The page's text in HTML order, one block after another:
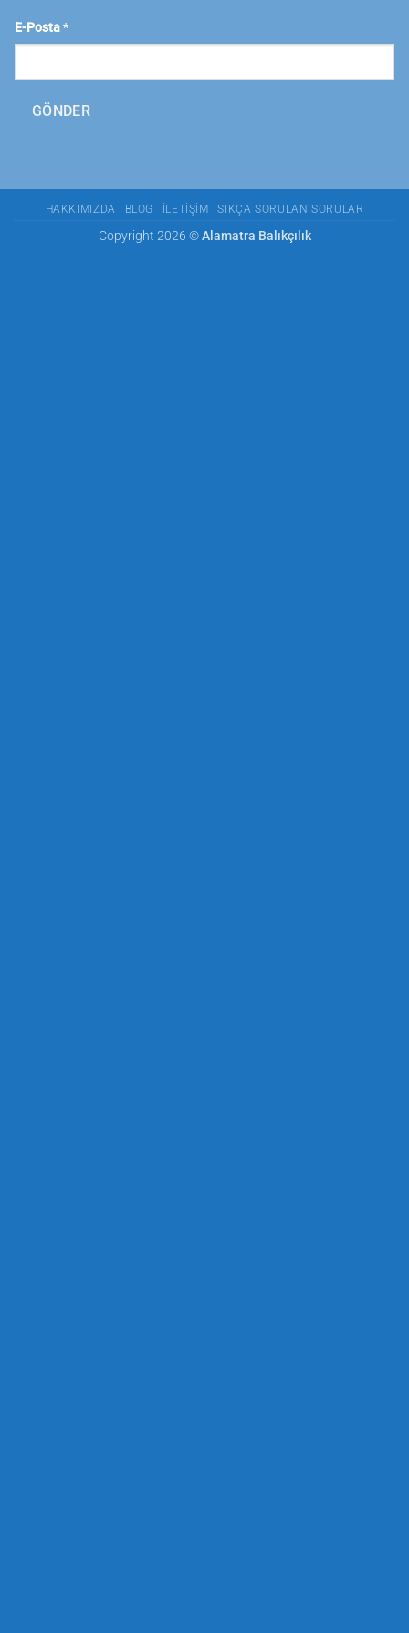
E-Posta*
GÖNDER
HAKKIMIZDA BLOG İLETIŞIM SIKÇA SORULAN SORULAR
Copyright 2026 ©Alamatra Balıkçılık